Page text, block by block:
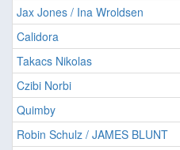
Jax Jones / Ina Wroldsen
Calidora
Takacs Nikolas
Czibi Norbi
Quimby
Robin Schulz / JAMES BLUNT